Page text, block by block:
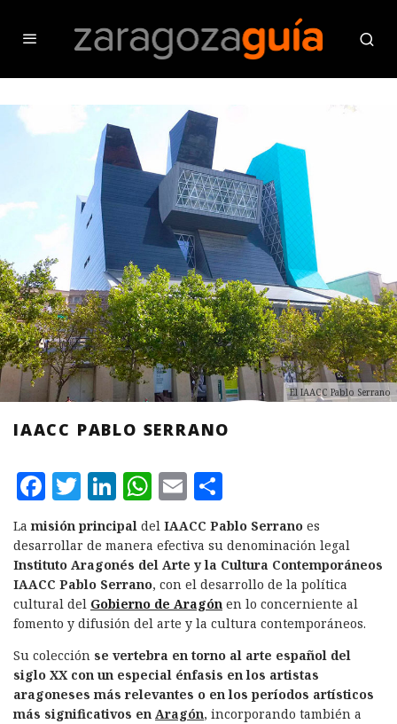
El IAACC Pablo Serrano
IAACC PABLO SERRANO
F
a
c
e
b
o
o
k
T
w
it
te
r
L
i
n
k
e
d
I
n
W
h
at
s
A
p
p
E
m
ai
l
o
m
p
a
rt
ir
Lamisión principal del IAACC Pablo Serrano es
desarrollar de manera efectiva su denominación legal
Instituto Aragonés del Arte y la Cultura Contemporáneos
IAACC Pablo Serrano, con el desarrollo de la política
cultural del Gobierno de Aragón en lo concerniente al
fomento y difusión del arte y la cultura contemporáneos.
Su colección se vertebra en torno al arte español del
siglo XX con un especial énfasis en los artistas
aragoneses más relevantes o en los períodos artísticos
más significativos en Aragón, incorporando también a